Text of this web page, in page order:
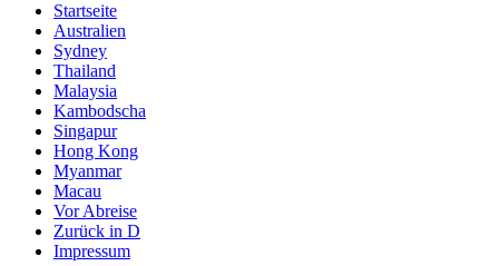
Startseite
Australien
Sydney
Thailand
Malaysia
Kambodscha
Singapur
Hong Kong
Myanmar
Macau
Vor Abreise
Zurück in D
Impressum